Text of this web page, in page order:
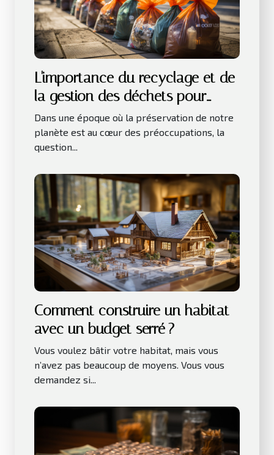
L'importance du recyclage et de
la gestion des déchets pour
l'environnement
Dans une époque où la préservation de notre
planète est au cœur des préoccupations, la
question...
Comment construire un habitat
avec un budget serré ?
Vous voulez bâtir votre habitat, mais vous
n’avez pas beaucoup de moyens. Vous vous
demandez si...